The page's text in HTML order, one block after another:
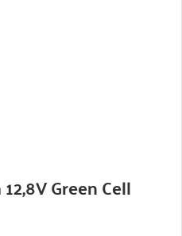
Green Cell